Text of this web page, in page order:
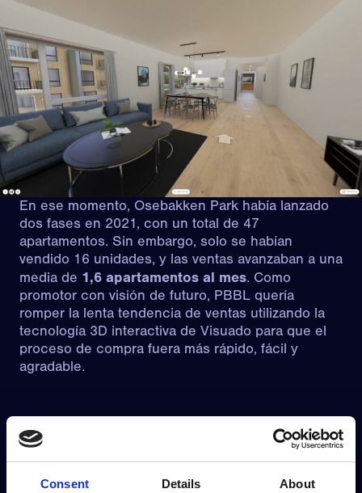
Consent Details About
En ese momento, Osebakken Park había lanzado
dos fases en 2021, con un total de 47
apartamentos. Sin embargo, solo se habían
vendido 16 unidades, y las ventas avanzaban a una
media de 1,6 apartamentos al mes. Como
promotor con visión de futuro, PBBL quería
romper la lenta tendencia de ventas utilizando la
tecnología 3D interactiva de Visuado para que el
proceso de compra fuera más rápido, fácil y
agradable.
Una herramienta de ventas más inteligente
Visuado produjo rápidamente visitas interactivas
en 3D de alta calidad para 30 de los apartamentos.
Creados directamente a partir de los modelos